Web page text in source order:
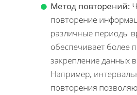
Метод повторений:
повторение
различные периоды
обеспечивает более
закрепление данных
Например,
повторения